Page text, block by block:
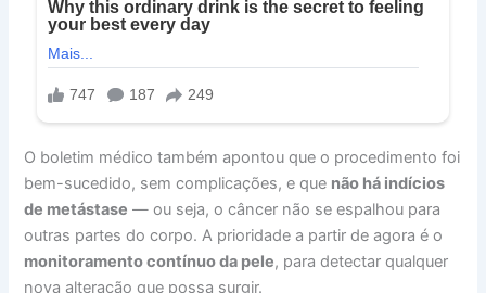
O boletim médico também apontou que o procedimento foi
bem-sucedido, sem complicações, e que não há indícios
de metástase — ou seja, o câncer não se espalhou para
outras partes do corpo. A prioridade a partir de agora é o
monitoramento contínuo da pele, para detectar qualquer
nova alteração que possa surgir.